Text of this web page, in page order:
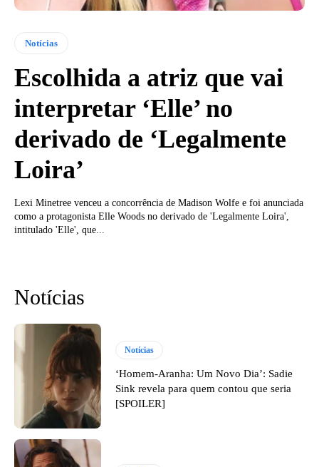
Notícias
Escolhida a atriz que vai
interpretar ‘Elle’ no
derivado de ‘Legalmente
Loira’
Lexi Minetree venceu a concorrência de Madison Wolfe e foi anunciada
como a protagonista Elle Woods no derivado de 'Legalmente Loira',
intitulado 'Elle', que...
Notícias
Notícias
‘Homem-Aranha: Um Novo Dia’: Sadie
Sink revela para quem contou que seria
[SPOILER]